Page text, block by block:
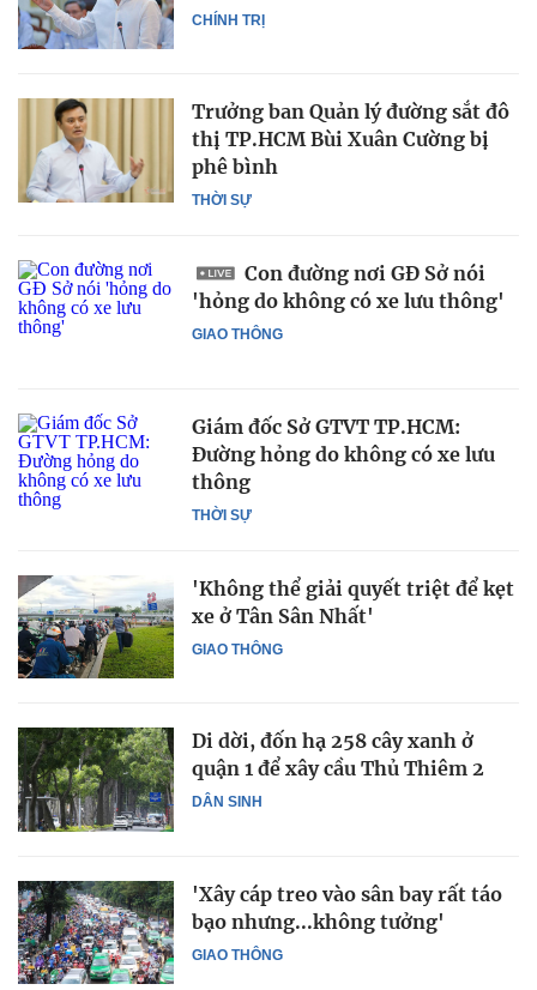
CHÍNH TRỊ
THỜI SỰ
Trưởng ban Quản lý đường sắt đô
thị TP.HCM Bùi Xuân Cường bị
phê bình
GIAO THÔNG
Con đường nơi GĐ Sở nói
'hỏng do không có xe lưu thông'
THỜI SỰ
Giám đốc Sở GTVT TP.HCM:
Đường hỏng do không có xe lưu
thông
GIAO THÔNG
'Không thể giải quyết triệt để kẹt
xe ở Tân Sân Nhất'
DÂN SINH
Di dời, đốn hạ 258 cây xanh ở
quận 1 để xây cầu Thủ Thiêm 2
GIAO THÔNG
'Xây cáp treo vào sân bay rất táo
bạo nhưng...không tưởng'